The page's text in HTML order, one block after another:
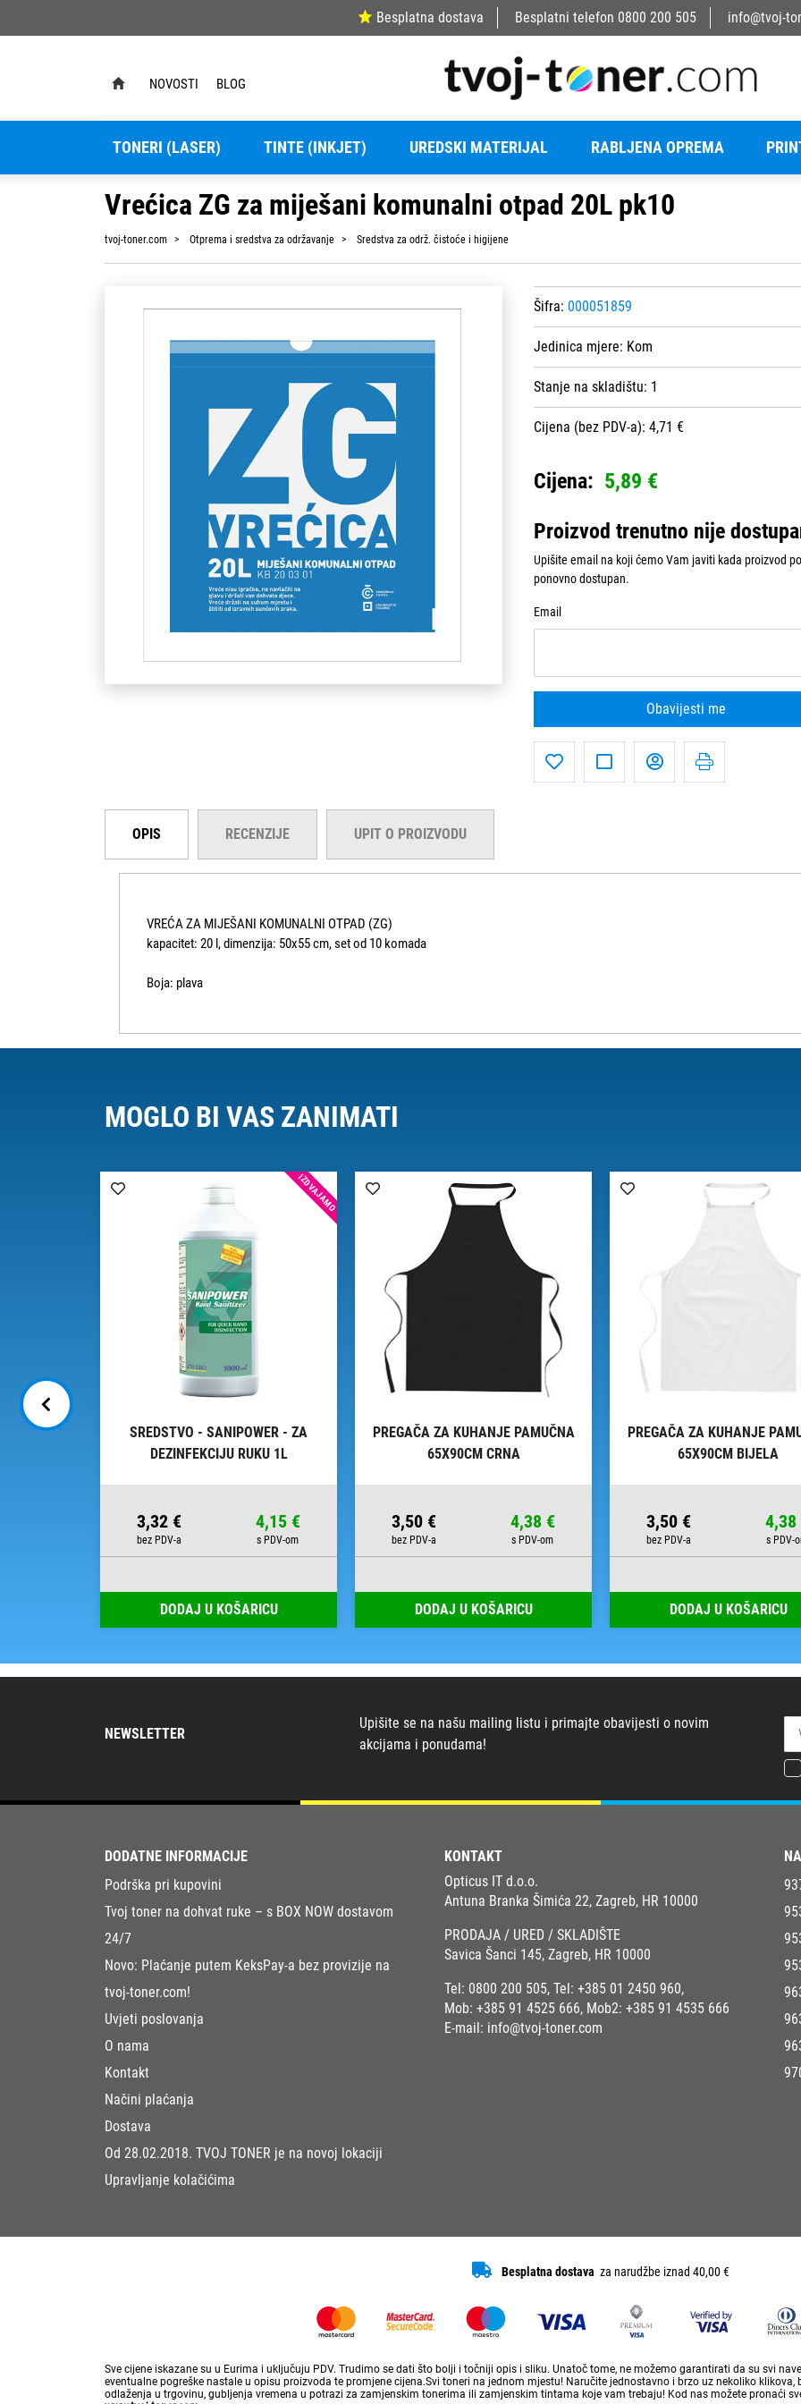
Besplatna dostava Besplatni telefon 0800 200 505 info@tvoj-
NOVOSTI BLOG
TONERI (LASER) TINTE (INKJET) UREDSKI MATERIJAL RABLJENA OPREMA
Vrećica ZG za miješani komunalni otpad 20L pk10
tvoj-toner.com Otprema i sredstva za održavanje Sredstva za održ. čistoće i higijene
Šifra: 000051859
Jedinica mjere: Kom
Stanje na skladištu: 1
Cijena (bez PDV-a): 4,71 €
Cijena: 5,89 €
Proizvod trenutno nije
Upišite email na koji ćemo Vam javiti kada proizvod
ponovno dostupan.
Email
Obavijesti me
OPIS RECENZIJE UPIT O PROIZVODU
VREĆA ZA MIJEŠANI KOMUNALNI OTPAD (ZG)
kapacitet: 20 l, dimenzija: 50x55 cm, set od 10 komada
Boja: plava
MOGLO BI VAS ZANIMATI
IZDVAJAMO
SREDSTVO - SANIPOWER - ZA
DEZINFEKCIJU RUKU 1L
3,32 € 4,15 €
DODAJ U KOŠARICU
PREGAČA ZA KUHANJE PAMUČNA
65X90CM CRNA
3,50 € 4,38 €
DODAJ U KOŠARICU
PREGAČA ZA KUHANJE
65X90CM BIJELA
3,50 € 4,38
DODAJ U KOŠARICU
NEWSLETTER
Upišite se na našu mailing listu i primajte obavijesti o novim
akcijama i ponudama!
DODATNE INFORMACIJE
Podrška pri kupovini
Tvoj toner na dohvat ruke – s BOX NOW dostavom
24/7
Novo: Plaćanje putem KeksPay-a bez provizije na
tvoj-toner.com!
Uvjeti poslovanja
O nama
Kontakt
Načini plaćanja
Dostava
Od 28.02.2018. TVOJ TONER je na novoj lokaciji
Upravljanje kolačićima
KONTAKT
Opticus IT d.o.o.
Antuna Branka Šimića 22, Zagreb, HR 10000
PRODAJA / URED / SKLADIŠTE
Savica Šanci 145, Zagreb, HR 10000
Tel: 0800 200 505, Tel: +385 01 2450 960,
Mob: +385 91 4525 666, Mob2: +385 91 4535 666
E-mail: info@tvoj-toner.com
Besplatna dostava za narudžbe iznad 40,00 €
Sve cijene iskazane su u Eurima i uključuju PDV. Trudimo se dati što bolji i točniji opis i sliku. Unatoč tome, ne možemo garantirati da su svi
eventualne pogreške nastale u opisu proizvoda te promjene cijena.Svi toneri na jednom mjestu! Naručite jednostavno i brzo uz nekoliko
odlaženja u trgovinu, gubljenja vremena u potrazi za zamjenskim tonerima ili zamjenskim tintama koje vam trebaju! Kod nas možete pronaći